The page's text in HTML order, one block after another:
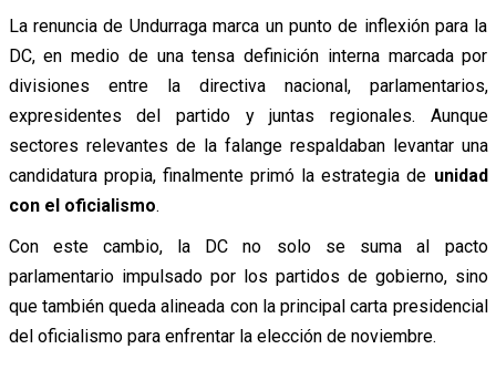
La renuncia de Undurraga marca un punto de inflexión para la
DC, en medio de una tensa definición interna marcada por
divisiones entre la directiva nacional, parlamentarios,
expresidentes del partido y juntas regionales. Aunque
sectores relevantes de la falange respaldaban levantar una
candidatura propia, finalmente primó la estrategia de unidad
con el oficialismo.
Con este cambio, la DC no solo se suma al pacto
parlamentario impulsado por los partidos de gobierno, sino
que también queda alineada con la principal carta presidencial
del oficialismo para enfrentar la elección de noviembre.